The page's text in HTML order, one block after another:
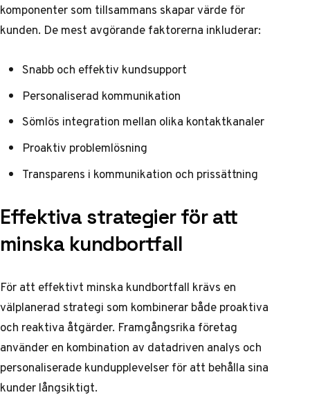
komponenter som tillsammans skapar värde för
kunden. De mest avgörande faktorerna inkluderar:
Snabb och effektiv kundsupport
Personaliserad kommunikation
Sömlös integration mellan olika kontaktkanaler
Proaktiv problemlösning
Transparens i kommunikation och prissättning
Effektiva strategier för att
minska kundbortfall
För att effektivt minska kundbortfall krävs en
välplanerad strategi som kombinerar både proaktiva
och reaktiva åtgärder. Framgångsrika företag
använder en kombination av datadriven analys och
personaliserade kundupplevelser för att behålla sina
kunder långsiktigt.